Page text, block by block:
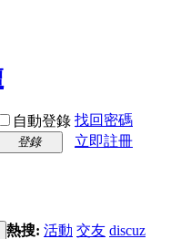
自動登錄 找回密碼
登錄
立即註冊
熱搜: 活動 交友 discuz